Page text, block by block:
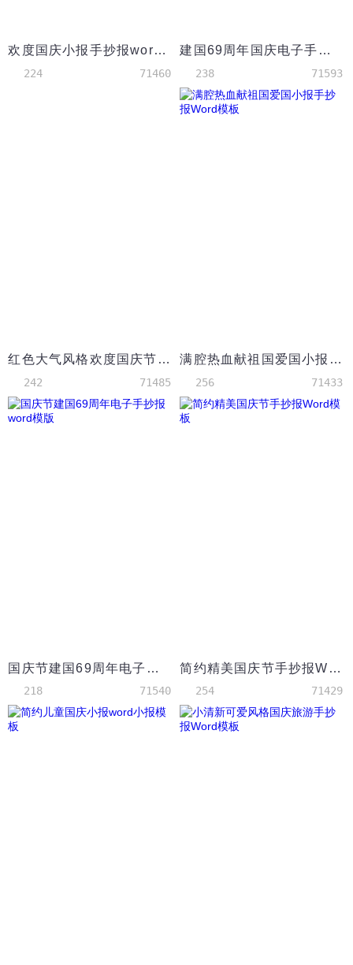
欢度国庆小报手抄报word模版
224 71460
建国69周年国庆电子手抄报word模版
238 71593
红色大气风格欢度国庆节日word小报
242 71485
满腔热血献祖国爱国小报手抄报Word模板
256 71433
国庆节建国69周年电子手抄报word模版
218 71540
简约精美国庆节手抄报Word模板
254 71429